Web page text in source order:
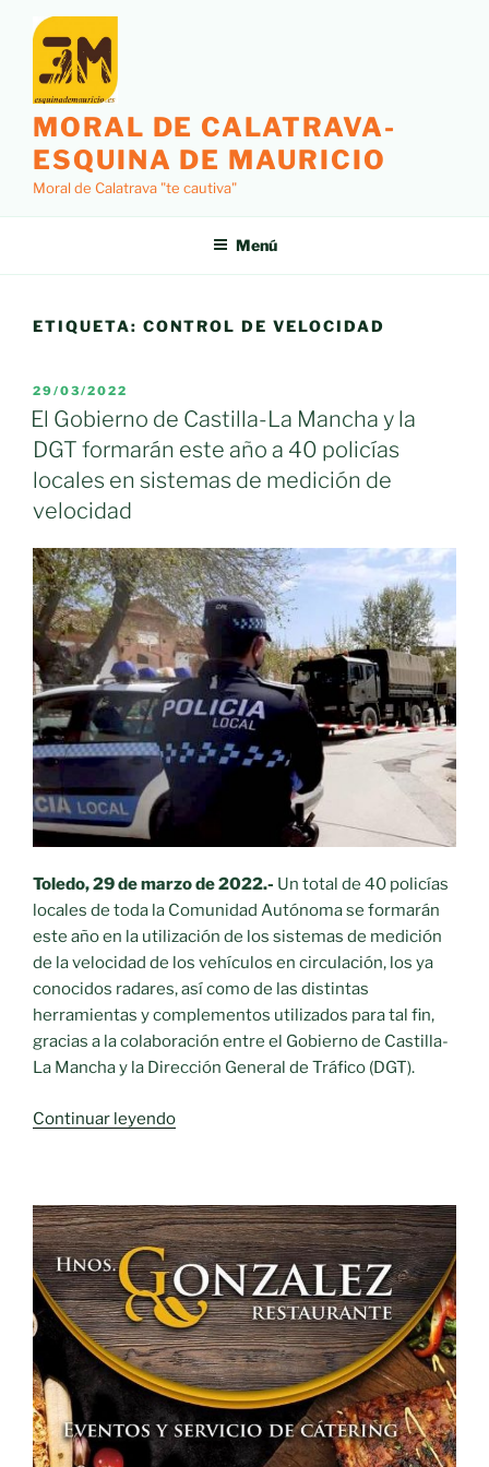
contenido
MORAL DE CALATRAVA-
ESQUINA DE MAURICIO
Moral de Calatrava "te cautiva"
Menú
ETIQUETA: CONTROL DE VELOCIDAD
PUBLICADO
EL
29/03/2022
El Gobierno de Castilla-La Mancha y la
DGT formarán este año a 40 policías
locales en sistemas de medición de
velocidad
Toledo, 29 de marzo de 2022.- Un total de 40 policías
locales de toda la Comunidad Autónoma se formarán
este año en la utilización de los sistemas de medición
de la velocidad de los vehículos en circulación, los ya
conocidos radares, así como de las distintas
herramientas y complementos utilizados para tal fin,
gracias a la colaboración entre el Gobierno de Castilla-
La Mancha y la Dirección General de Tráfico (DGT).
Continuar leyendo«El
La
Mancha
y
la
DGT
formarán
este
año
a
40